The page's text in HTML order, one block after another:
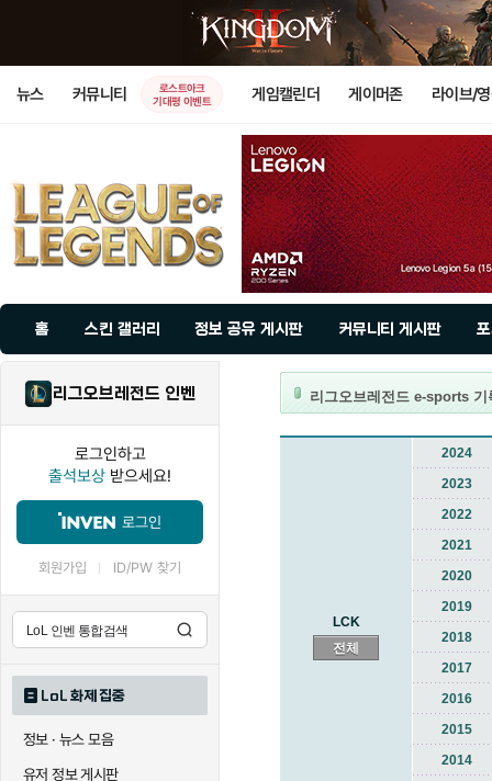
뉴스 커뮤니티
로스트아크
기대평 이벤트
게임캘린더 게이머존 라이브/
홈 스킨 갤러리 정보 공유 게시판 커뮤니티 게시판
리그오브레전드 인벤
로그인하고
출석보상 받으세요!
로그인
회원가입 ID/PW 찾기
LoL 화제 집중
정보 · 뉴스 모음
유저 정보 게시판
리그오브레전드 e-sports
LCK
전체
2024
2023
2022
2021
2020
2019
2018
2017
2016
2015
2014